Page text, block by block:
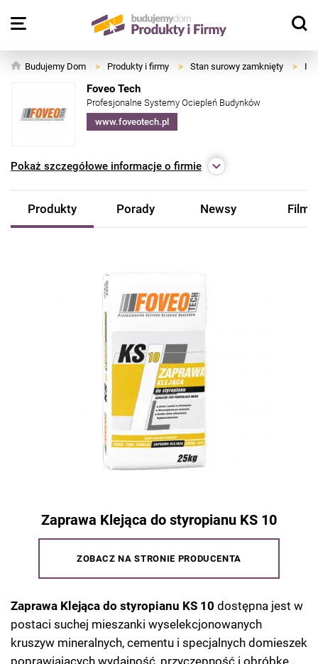
Budujemy Dom > Produkty i firmy > Stan surowy zamknięty >
Foveo Tech
Profesjonalne Systemy Ociepleń Budynków
www.foveotech.pl
Pokaż szczegółowe informacje o firmie
Produkty Porady Newsy Filmy
Zaprawa Klejąca do styropianu KS 10
ZOBACZ NA STRONIE PRODUCENTA
Zaprawa Klejąca do styropianu KS 10 dostępna jest w
postaci suchej mieszanki wyselekcjonowanych
kruszyw mineralnych, cementu i specjalnych domieszek
poprawiających wydajność, przyczepność i obróbkę.